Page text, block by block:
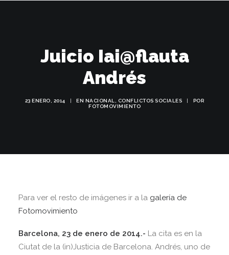
Juicio Iai@flauta
Andrés
23 ENERO, 2014 | EN NACIONAL CONFLICTOS SOCIALES |
POR
FOTOMOVIMIENTO
Para ver el resto de imágenes ir a la galería de
Fotomovimiento
Barcelona, 23 de enero de 2014.- La cita es en la
Ciutat de la (in)Justicia de Barcelona. Andrés, uno de